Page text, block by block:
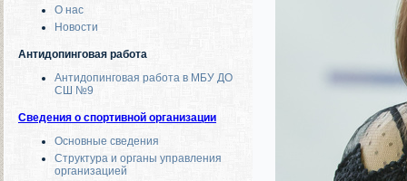
О нас
Новости
Антидопинговая работа
Антидопинговая работа в МБУ ДО
СШ №9
Сведения о спортивной организации
Основные сведения
Структура и органы управления
организацией